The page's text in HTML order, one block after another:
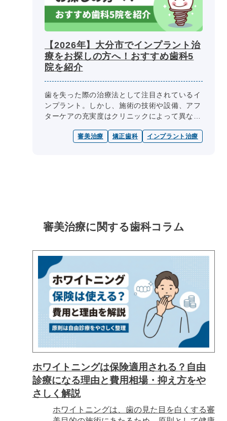
【2026年】大分市でインプラント治
療をお探しの方へ！おすすめ歯科5
院を紹介
歯を失った際の治療法として注目されているイ
ンプラント。しかし、施術の技術や設備、アフ
ターケアの充実度はクリニックによって異なり
安なくインプラントを使うための第...
審美治療 矯正歯科 インプラント治療
審美治療に関する歯科コラム
ホワイトニングは保険適用される？自由
診療になる理由と費用相場・抑え方をや
さしく解説
ホワイトニングは、歯の見た目を白くする審